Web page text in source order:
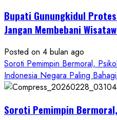
Resmi
Bupati Gunungkidul
Jangan Membebani
Posted on 4 bulan ago
Soroti Pemimpin Bermoral,
Indonesia Negara Paling
Soroti Pemimpin